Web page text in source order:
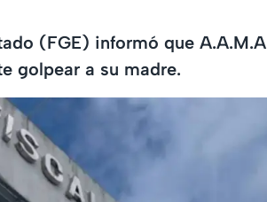
(FGE) informó que
golpear a su madre.